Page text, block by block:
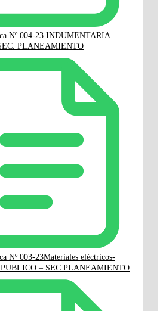
Nº 004-23 INDUMENTARIA
PLANEAMIENTO
Nº 003-23Materiales eléctricos-
– SEC PLANEAMIENTO